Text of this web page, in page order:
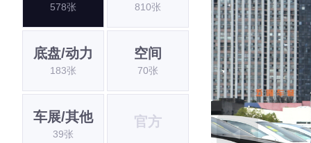
578张 810张
底盘/动力
183张
空间
70张
车展/其他
39张
官方